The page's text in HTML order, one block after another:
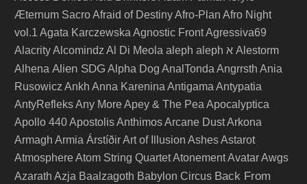
Æternum SacroAfraid of DestinyAfro-Plan Afro Night
vol.1 Agata Karczewska Agnostic FrontAgressiva69
AlacrityAlcomindz Al Di Meola aleph aleph א Alestorm
Alhena Alien SDG Alpha Dog AnalTonda Angrrsth Ania
Rusowicz Ankh Anna Karenina Antigama Antypatia
AntyRefleksAny MoreApey & The Pea Apocalyptica
Apollo 440Apostolis AnthimosArcane DustArkona
Armagh Armia ÁrstíðirArt of Illusion AshesAstarot
AtmosphereAtom String QuartetAtonementAvatarAwgs
Azarath Azja Baalzagoth Babylon Circus Back From